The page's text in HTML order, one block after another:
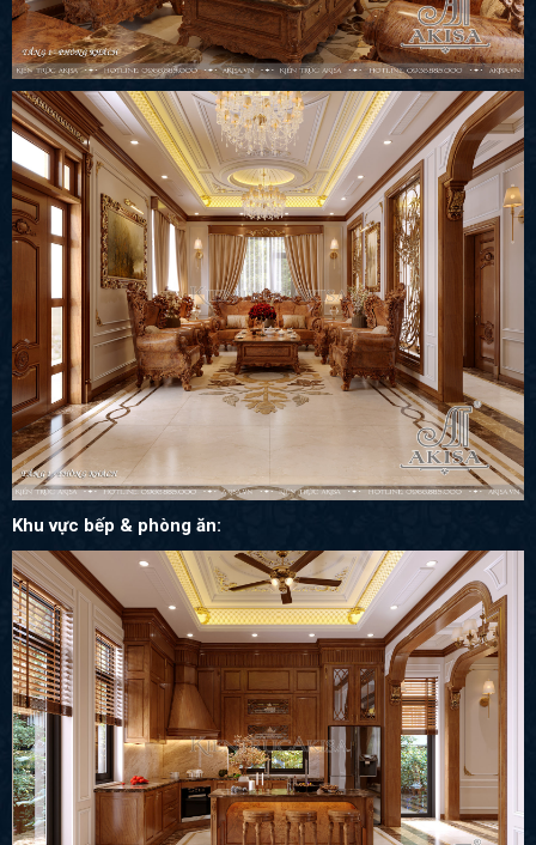
Khu vực bếp & phòng ăn: